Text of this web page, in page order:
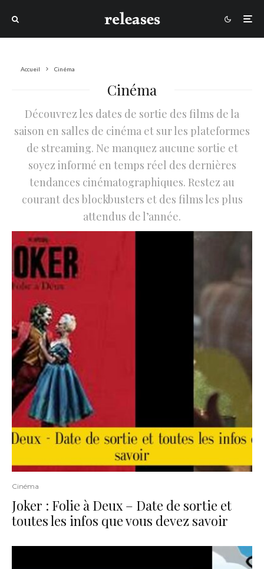
Accueil Cinéma
Cinéma
Découvrez les dates de sortie des films de la
saison en salles de cinéma et sur les plateformes
de streaming. Ne manquez aucune sortie et
soyez informé en temps réel des dernières
tendances cinématographiques. Restez au
courant des blockbusters et des films les plus
attendus de l’année.
Cinéma
Joker : Folie à Deux – Date de sortie et
toutes les infos que vous devez savoir